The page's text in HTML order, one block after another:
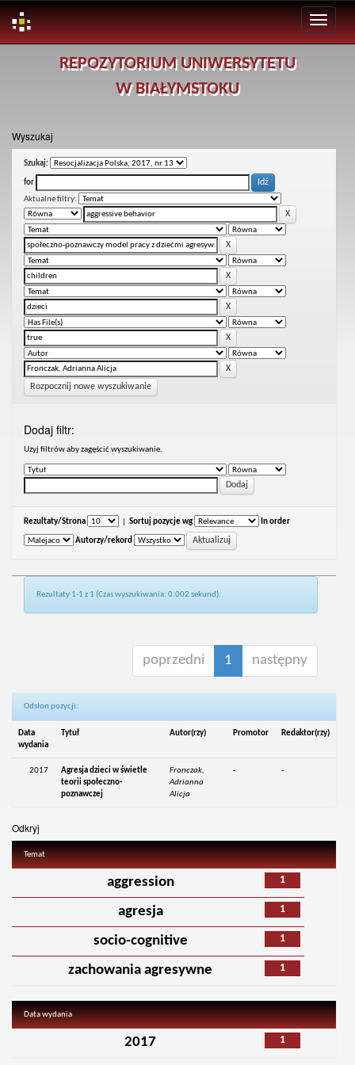
REPOZYTORIUM UNIWERSYTETU
W BIAŁYMSTOKU
Wyszukaj
Szukaj:
for
Aktualne filtry:
Rozpocznij nowe wyszukiwanie
Dodaj filtr:
Uzyj filtrów aby zagęścić wyszukiwanie.
Rezultaty/Strona Sortuj pozycje wg In order
Autorzy/rekord
Rezultaty 1-1 z 1 (Czas wyszukiwania: 0.002 sekund).
poprzedni 1 następny
Odsłon pozycji:
Data
wydania
Tytuł Autor(rzy) Promotor Redaktor(rzy)
2017
Agresja dzieci w świetle
teorii społeczno-
poznawczej
Fronczak,
Adrianna
Alicja
- -
Odkryj
Temat
1
aggression
1
agresja
1
socio-cognitive
1
zachowania agresywne
Data wydania
1
2017